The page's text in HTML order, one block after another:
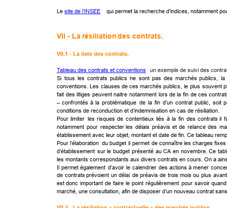
Le site de l’INSEE
qui permet la recherche d’indices, notamment
VII - La résiliation des contrats.
VII.1 - La liste des contrats.
Tableau des contrats et conventions
un exemple de suivi des
Si tous les contrats publics ne sont pas des marchés publics,
la
conventions. Les clauses de ces marchés publics, le plus souvent
fait des litiges peuvent naitre notamment lors de la fin de ces
– confrontés à la problématique de la fin d’un contrat public, soit
conditions de reconduction et d’indemnisation en cas de résiliation.
Pour limiter les risques de contentieux liés à la fin des contrats il
notamment pour respecter les délais préavis et de relance des
établissement avec leur objet, montant et date de fin. Ce tableau
Pour l’élaboration du budget il permet de connaître les charges fixes
d’établissement sur le budget présenté au CA en novembre. Ce
les montants correspondants aux divers contrats en cours. On a
Il permet également d’avoir le calendrier des actions à mener
de contrats prévoient un délai de préavis de trois mois ou plus avant
est donc important de faire le point régulièrement pour savoir quand
marché, une consultation, afin de disposer d’un nouveau contrat